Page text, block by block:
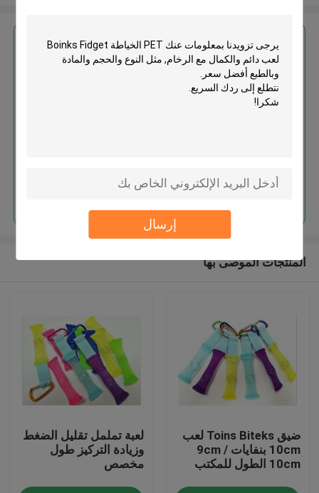
إرسال
احصل على افضل سعر ل
استمر
المنتجات الموصى بها
ضيق Toins Biteks لعب
10cm بنفايات 9cm /
10cm الطول للمكتب
لعبة تململ تقليل الضغط
وزيادة التركيز طول
مخصص